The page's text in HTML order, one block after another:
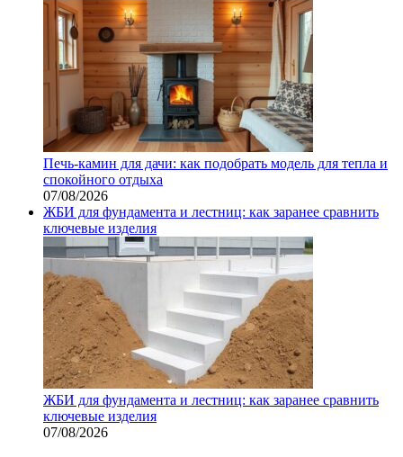
Печь-камин для дачи: как подобрать модель для тепла и
спокойного отдыха
07/08/2026
ЖБИ для фундамента и лестниц: как заранее сравнить
ключевые изделия
ЖБИ для фундамента и лестниц: как заранее сравнить
ключевые изделия
07/08/2026